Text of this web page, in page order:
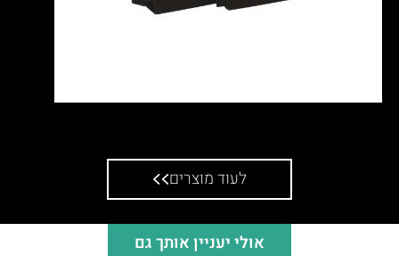
לעוד מוצרים
אולי יעניין אותך גם